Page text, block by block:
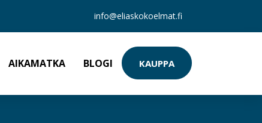
info@eliaskokoelmat.fi
AIKAMATKA BLOGI KAUPPA